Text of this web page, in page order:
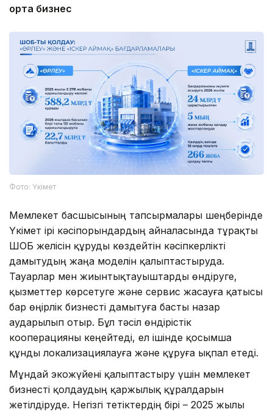
орта бизнес
Фото: Үкімет
Мемлекет басшысының тапсырмалары шеңберінде
Үкімет ірі кәсіпорындардың айналасында тұрақты
ШОБ желісін құруды көздейтін кәсіпкерлікті
дамытудың жаңа моделін қалыптастыруда.
Тауарлар мен жиынтықтауыштарды өндіруге,
қызметтер көрсетуге және сервис жасауға қатысы
бар өңірлік бизнесті дамытуға басты назар
аударылып отыр. Бұл тәсіл өндірістік
кооперацияны кеңейтеді, ел ішінде қосымша
құнды локализациялауға және құруға ықпал етеді.
Мұндай экожүйені қалыптастыру үшін мемлекет
бизнесті қолдаудың қаржылық құралдарын
жетілдіруде. Негізгі тетіктердің бірі – 2025 жылы